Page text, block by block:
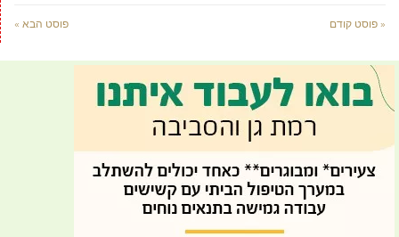
« פוסט קודם פוסט הבא »